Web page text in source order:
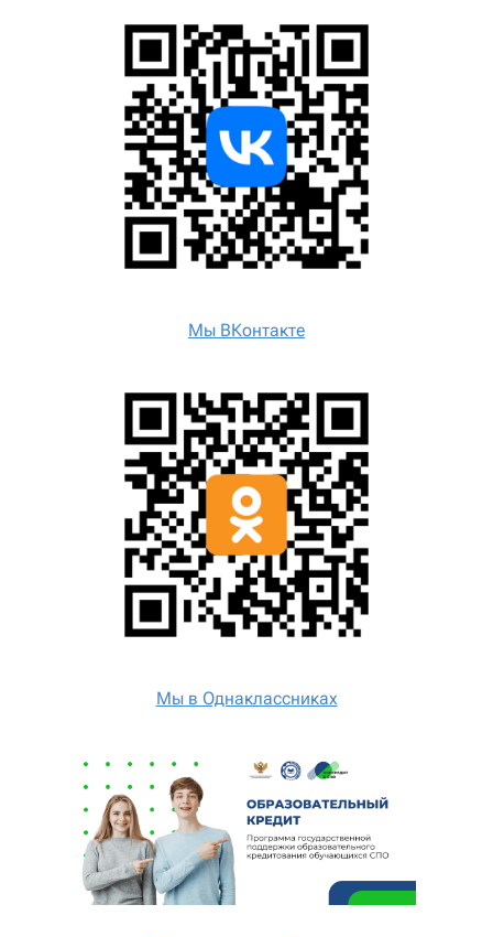
Мы ВКонтакте
Мы в Однаклассниках